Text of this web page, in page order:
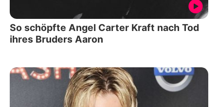
So schöpfte Angel Carter Kraft nach Tod
ihres Bruders Aaron